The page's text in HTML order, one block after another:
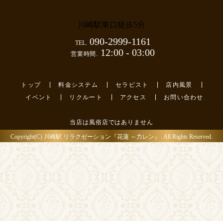
川崎駅東口徒歩5分
TEL. 090-2999-1161
営業時間. 12:00 - 03:00
トップ 料金システム セラピスト
店内風景
イベント
リクルート アクセス お問い合わせ
当店は風俗店ではありません
Copyright(C) 川崎駅 リラクゼーション『花蓮 ～力レン』 . All Rights Reserved.